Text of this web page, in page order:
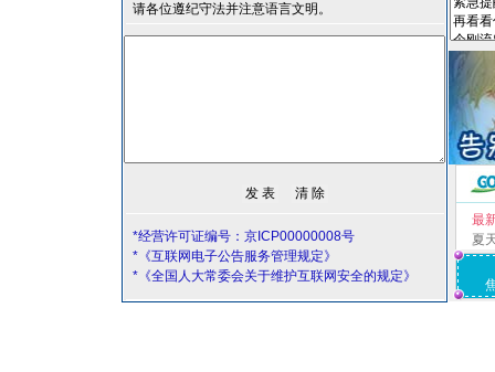
请各位遵纪守法并注意语言文明。
*经营许可证编号：京ICP00000008号
*《互联网电子公告服务管理规定》
*《全国人大常委会关于维护互联网安全的规定》
最
夏